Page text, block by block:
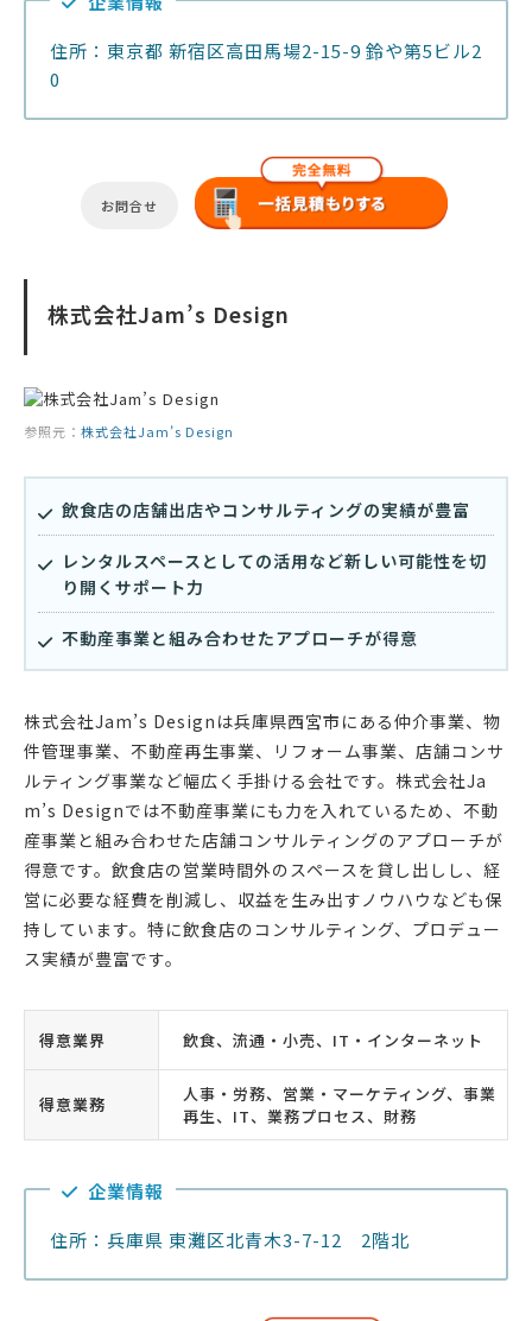
住所：東京都 新宿区高田馬場2-15-9 鈴や第5ビル2
0
お問合せ
株式会社Jam’s Design
参照元： 株式会社Jam’s Design
飲食店の店舗出店やコンサルティングの実績が豊富
レンタルスペースとしての活用など新しい可能性を切
り開くサポート力
不動産事業と組み合わせたアプローチが得意
株式会社Jam’s Designは兵庫県西宮市にある仲介事業、物
件管理事業、不動産再生事業、リフォーム事業、店舗コンサ
ルティング事業など幅広く手掛ける会社です。株式会社Ja
m’s Designでは不動産事業にも力を入れているため、不動
産事業と組み合わせた店舗コンサルティングのアプローチが
得意です。飲食店の営業時間外のスペースを貸し出しし、経
営に必要な経費を削減し、収益を生み出すノウハウなども保
持しています。特に飲食店のコンサルティング、プロデュー
ス実績が豊富です。
得意業界 飲食、流通・小売、IT・インターネット
得意業務
人事・労務、営業・マーケティング、事業
再生、IT、業務プロセス、財務
企業情報
住所：兵庫県 東灘区北青木3-7-12 2階北